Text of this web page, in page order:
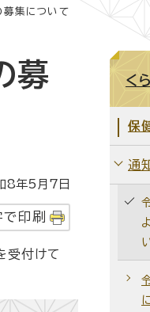
集について
募
8年5月7日
印刷
受付けて
く
保
通